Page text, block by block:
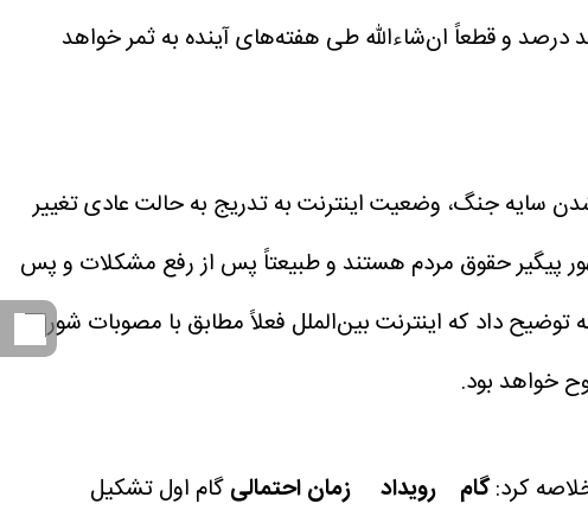
و قطعاً ان‌شاءالله طی هفته‌های آینده به ثمر خواهد
سایه جنگ، وضعیت اینترنت به تدریج به حالت عادی تغییر
پیگیر حقوق مردم هستند و طبیعتاً پس از رفع مشکلات و پس
داد که اینترنت بین‌الملل فعلاً مطابق با مصوبات شورای
خواهد بود.
کرد:گام رویداد زمان احتمالیگام اول تشکیل